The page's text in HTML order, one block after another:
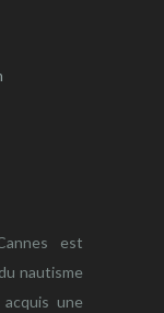
est
nautisme
une